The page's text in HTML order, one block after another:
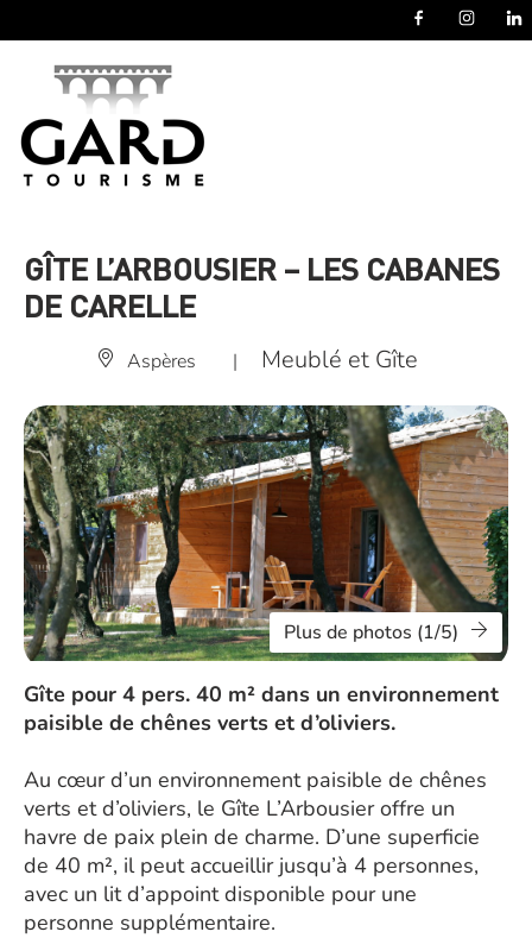
GÎTE L’ARBOUSIER – LES CABANES
DE CARELLE
Aspères | Meublé et Gîte
Plus de photos (1/5)
Gîte pour 4 pers. 40 m² dans un environnement
paisible de chênes verts et d’oliviers.
Au cœur d’un environnement paisible de chênes
verts et d’oliviers, le Gîte L’Arbousier offre un
havre de paix plein de charme. D’une superficie
de 40 m², il peut accueillir jusqu’à 4 personnes,
avec un lit d’appoint disponible pour une
personne supplémentaire.